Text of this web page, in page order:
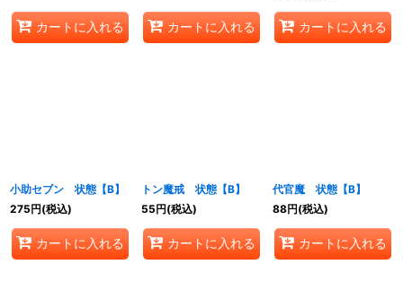
カートに入れる カートに入れる カートに入れる
小助セブン 状態【B】
275円(税込)
カートに入れる
トン魔戒 状態【B】
55円(税込)
カートに入れる
代官魔 状態【B】
88円(税込)
カートに入れる